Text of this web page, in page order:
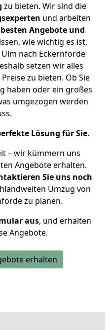
zu bieten. Wir sind die
und arbeiten
Angebote und
wie wichtig es ist,
nach Eckernförde
setzen wir alles
zu bieten. Ob Sie
haben oder ein großes
umgezogen werden
Lösung für Sie.
– wir kümmern uns
Angebote erhalten.
Sie uns noch
Umzug von
zu planen.
aus, und erhalten
Angebote.
erhalten